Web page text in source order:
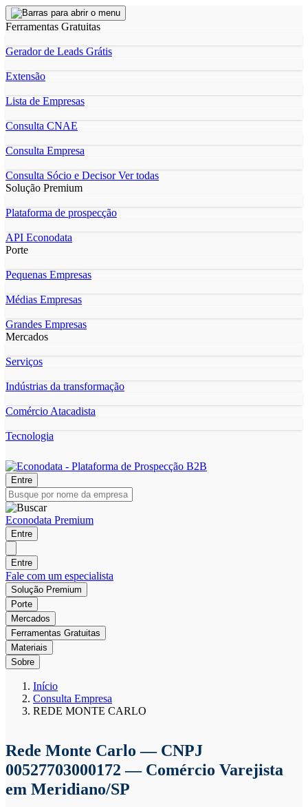
Ferramentas Gratuitas
Gerador de Leads Grátis
Extensão
Lista de Empresas
Consulta CNAE
Consulta Empresa
Consulta Sócio e DecisorVer todas
Solução Premium
Plataforma de prospecção
API Econodata
Porte
Pequenas Empresas
Médias Empresas
Grandes Empresas
Mercados
Serviços
Indústrias da transformação
Comércio Atacadista
Tecnologia
Entre
Econodata Premium
Entre
Entre
Fale com um especialista
Solução Premium
Porte
Mercados
Ferramentas Gratuitas
Materiais
Sobre
Início
Consulta Empresa
REDE MONTE CARLO
Rede Monte Carlo— CNPJ
00527703000172 — Comércio Varejista
em Meridiano/SP